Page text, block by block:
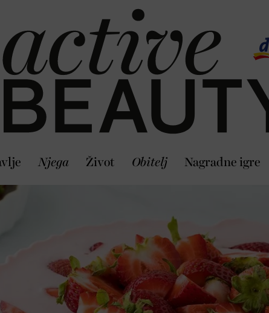
Njega Život Obitelj Nagradne igre